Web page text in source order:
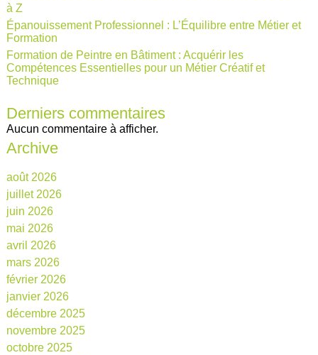
à Z
Épanouissement Professionnel : L’Équilibre entre Métier et
Formation
Formation de Peintre en Bâtiment : Acquérir les
Compétences Essentielles pour un Métier Créatif et
Technique
Derniers commentaires
Aucun commentaire à afficher.
Archive
août 2026
juillet 2026
juin 2026
mai 2026
avril 2026
mars 2026
février 2026
janvier 2026
décembre 2025
novembre 2025
octobre 2025